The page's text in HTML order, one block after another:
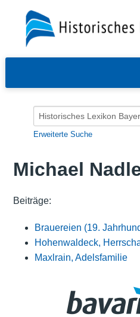
Erweiterte Suche
Michael
Beiträge:
Brauereien (19.
Hohenwaldeck,
Maxlrain, Adelsfamilie